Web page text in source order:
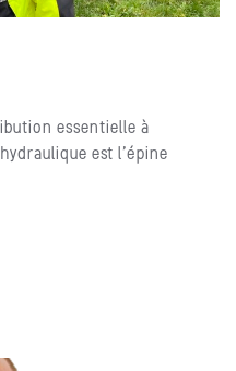
essentielle à
est l’épine